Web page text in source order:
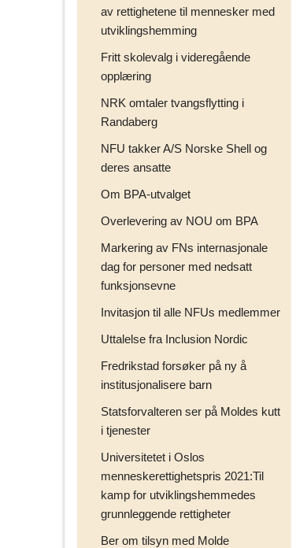
av rettighetene til mennesker med
utviklingshemming
Fritt skolevalg i videregående
opplæring
NRK omtaler tvangsflytting i
Randaberg
NFU takker A/S Norske Shell og
deres ansatte
Om BPA-utvalget
Overlevering av NOU om BPA
Markering av FNs internasjonale
dag for personer med nedsatt
funksjonsevne
Invitasjon til alle NFUs medlemmer
Uttalelse fra Inclusion Nordic
Fredrikstad forsøker på ny å
institusjonalisere barn
Statsforvalteren ser på Moldes kutt
i tjenester
Universitetet i Oslos
menneskerettighetspris 2021:Til
kamp for utviklingshemmedes
grunnleggende rettigheter
Ber om tilsyn med Molde